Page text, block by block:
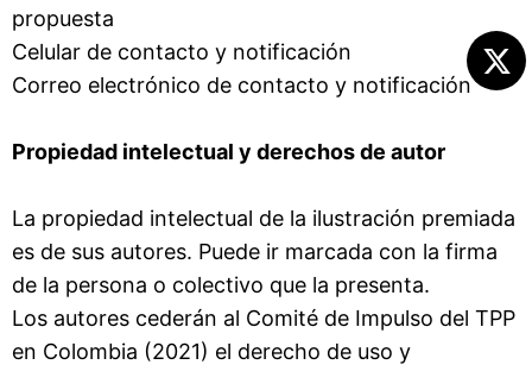
propuesta
Celular de contacto y notificación
Correo electrónico de contacto y notificación
Propiedad intelectual y derechos de autor
La propiedad intelectual de la ilustración premiada
es de sus autores. Puede ir marcada con la firma
de la persona o colectivo que la presenta.
Los autores cederán al Comité de Impulso del TPP
en Colombia (2021) el derecho de uso y